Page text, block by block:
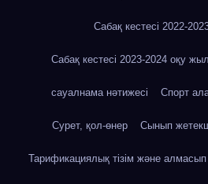
Сабақ кестесі 2022-
Сабақ кестесі 2023-2024 оқу
сауалнама нәтижесі Спорт
Сурет, қол-өнер Сынып
Тарификациялық тізім және